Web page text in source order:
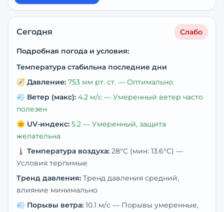
Сегодня Слабо
Подробная погода и условия:
Температура стабильна последние дни
🧭 Давление: 753 мм рт. ст. — Оптимально
💨 Ветер (макс): 4.2 м/с — Умеренный ветер часто
полезен
🌞 UV-индекс: 5.2 — Умеренный, защита
желательна
🌡️ Температура воздуха: 28°C (мин: 13.6°C) —
Условия терпимые
Тренд давления: Тренд давления средний,
влияние минимально
💨 Порывы ветра: 10.1 м/с — Порывы умеренные,